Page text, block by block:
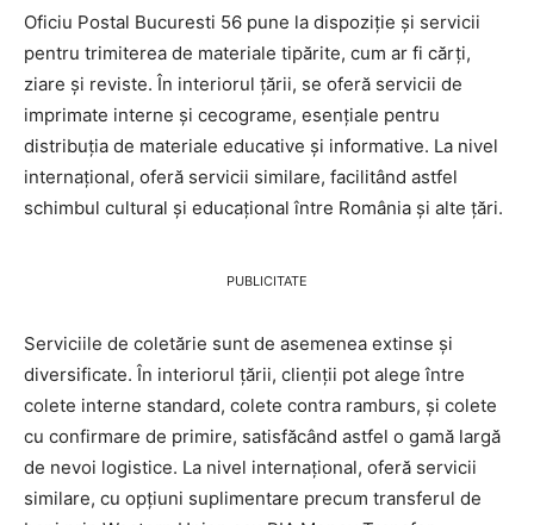
Oficiu Postal Bucuresti 56 pune la dispoziție și servicii
pentru trimiterea de materiale tipărite, cum ar fi cărți,
ziare și reviste. În interiorul țării, se oferă servicii de
imprimate interne și cecograme, esențiale pentru
distribuția de materiale educative și informative. La nivel
internațional, oferă servicii similare, facilitând astfel
schimbul cultural și educațional între România și alte țări.
PUBLICITATE
Serviciile de coletărie sunt de asemenea extinse și
diversificate. În interiorul țării, clienții pot alege între
colete interne standard, colete contra ramburs, și colete
cu confirmare de primire, satisfăcând astfel o gamă largă
de nevoi logistice. La nivel internațional, oferă servicii
similare, cu opțiuni suplimentare precum transferul de